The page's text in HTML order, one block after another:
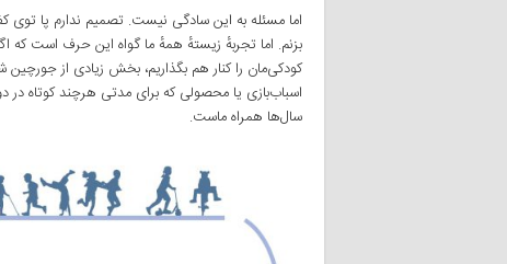
اما مسئله به این سادگی نیست. تصمیم ندارم پا توی
بزنم. اما تجربهٔ زیستهٔ همهٔ ما گواه این حرف است که
کودکی‌مان را کنار هم بگذاریم، بخش زیادی از
اسباب‌بازی یا محصولی که برای مدتی هرچند کوتاه در
سال‌ها همراه ماست.